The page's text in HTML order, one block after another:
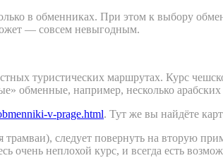
в обменниках. При этом к выбору
— совсем невыгодным.
туристических маршрутах. Курс
например, несколько арабских
v-prage.html. Тут же вы найдёте
следует повернуть на вторую
неплохой курс, и всегда есть